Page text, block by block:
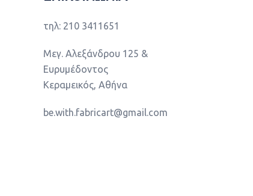
τηλ: 210 3411651
Μεγ. Αλεξάνδρου 125 &
Ευρυμέδοντος
Κεραμεικός, Αθήνα
be.with.fabricart@gmail.com